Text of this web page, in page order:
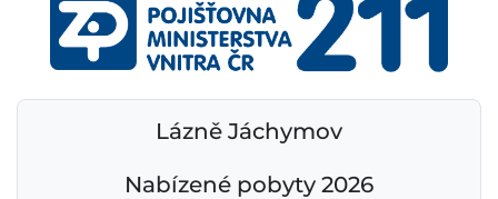
Lázně Jáchymov
Nabízené pobyty 2026